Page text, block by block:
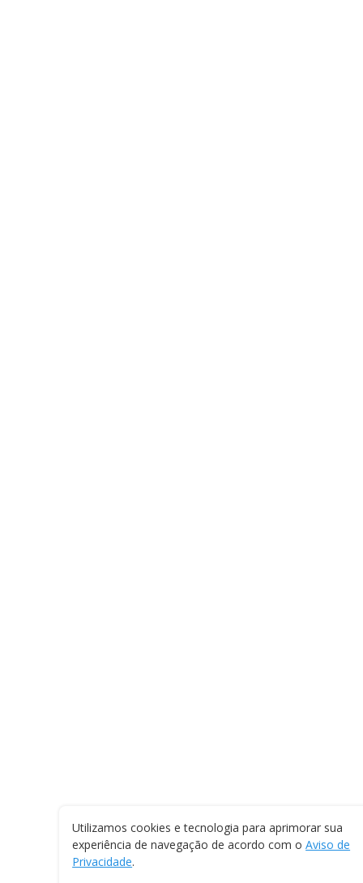
Utilizamos cookies e tecnologia para aprimorar sua
experiência de navegação de acordo com o Aviso de
Privacidade.